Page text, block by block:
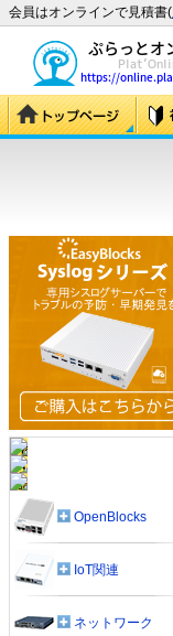
会員はオンラインで見積書(
OpenBlocks
IoT関連
ネットワーク